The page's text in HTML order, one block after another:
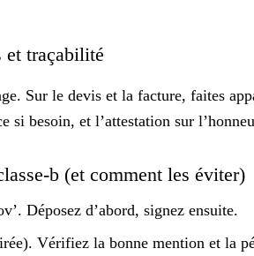
et traçabilité
Sur le devis et la facture, faites
si besoin, et l’attestation sur
b (et comment les éviter)
Déposez d’abord, signez ensuite.
Vérifiez la bonne mention et la